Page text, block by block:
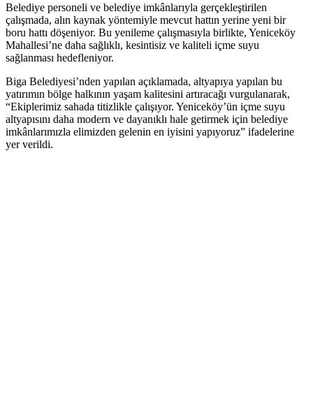
Belediye personeli ve belediye imkânlarıyla gerçekleştirilen
çalışmada, alın kaynak yöntemiyle mevcut hattın yerine yeni bir
boru hattı döşeniyor. Bu yenileme çalışmasıyla birlikte, Yeniceköy
Mahallesi’ne daha sağlıklı, kesintisiz ve kaliteli içme suyu
sağlanması hedefleniyor.
Biga Belediyesi’nden yapılan açıklamada, altyapıya yapılan bu
yatırımın bölge halkının yaşam kalitesini artıracağı vurgulanarak,
“Ekiplerimiz sahada titizlikle çalışıyor. Yeniceköy’ün içme suyu
altyapısını daha modern ve dayanıklı hale getirmek için belediye
imkânlarımızla elimizden gelenin en iyisini yapıyoruz” ifadelerine
yer verildi.